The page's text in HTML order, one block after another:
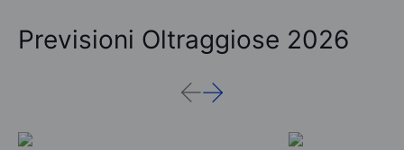
Previsioni Oltraggiose 2026